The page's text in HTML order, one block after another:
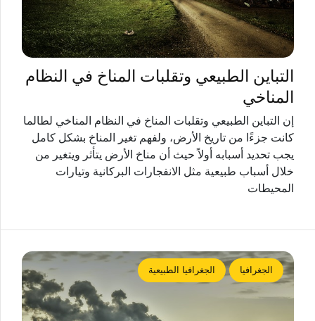
التباين الطبيعي وتقلبات المناخ في النظام
المناخي
إن التباين الطبيعي وتقلبات المناخ في النظام المناخي لطالما
كانت جزءًا من تاريخ الأرض، ولفهم تغير المناخ بشكل كامل
يجب تحديد أسبابه أولاً حيث أن مناخ الأرض يتأثر ويتغير من
خلال أسباب طبيعية مثل الانفجارات البركانية وتيارات
المحيطات
الجغرافيا الجغرافيا الطبيعية